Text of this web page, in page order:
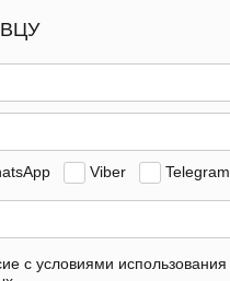
Viber Telegram
с условиями использования